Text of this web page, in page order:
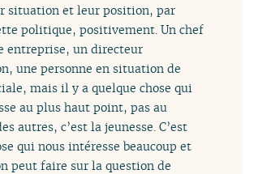
situation et leur position, par
politique, positivement. Un chef
entreprise, un directeur
une personne en situation de
mais il y a quelque chose qui
au plus haut point, pas au
autres, c’est la jeunesse. C’est
qui nous intéresse beaucoup et
peut faire sur la question de